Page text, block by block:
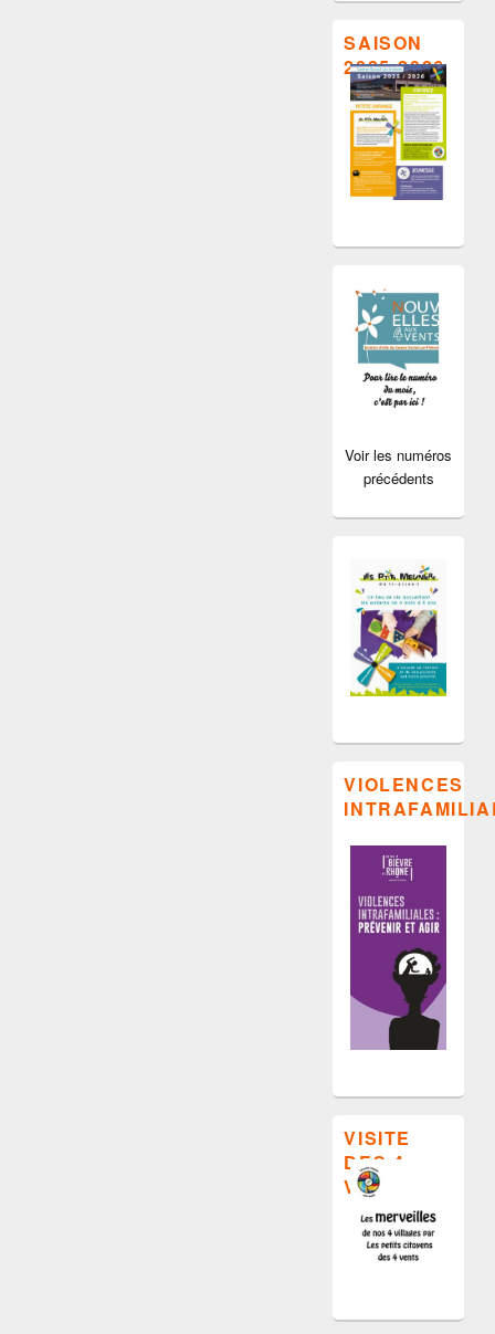
SAISON
2025-2026
Voir les numéros
précédents
VIOLENCES
VISITE
DES 4
VILLAGES